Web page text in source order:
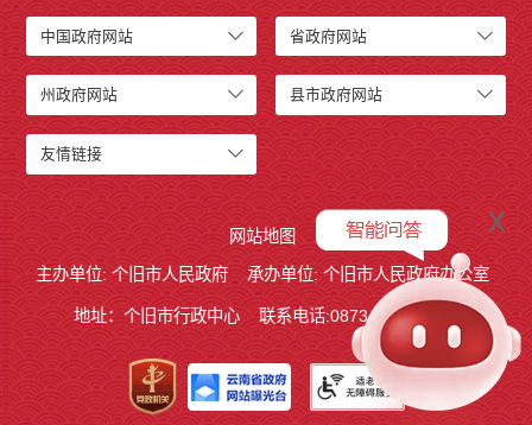
中国政府网站 省政府网站
州政府网站 县市政府网站
友情链接
网站地图
主办单位: 个旧市人民政府
承办单位: 个旧市人民政府办公室
地址：个旧市行政中心 联系电话:0873－2123215
x